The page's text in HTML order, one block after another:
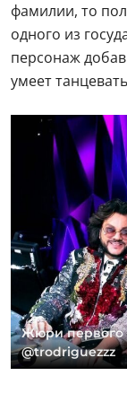
фамилии, то
одного из
персонаж
умеет
Жюри первого
@trodriguezzz